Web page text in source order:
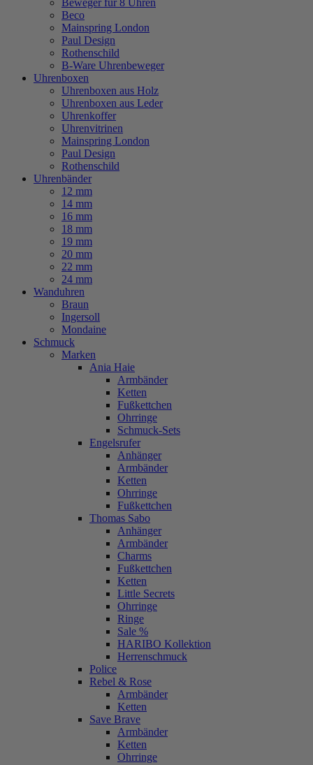
Beweger für 8 Uhren
Beco
Mainspring London
Paul Design
Rothenschild
B-Ware Uhrenbeweger
Uhrenboxen
Uhrenboxen aus Holz
Uhrenboxen aus Leder
Uhrenkoffer
Uhrenvitrinen
Mainspring London
Paul Design
Rothenschild
Uhrenbänder
12 mm
14 mm
16 mm
18 mm
19 mm
20 mm
22 mm
24 mm
Wanduhren
Braun
Ingersoll
Mondaine
Schmuck
Marken
Ania Haie
Armbänder
Ketten
Fußkettchen
Ohrringe
Schmuck-Sets
Engelsrufer
Anhänger
Armbänder
Ketten
Ohrringe
Fußkettchen
Thomas Sabo
Anhänger
Armbänder
Charms
Fußkettchen
Ketten
Little Secrets
Ohrringe
Ringe
Sale %
HARIBO Kollektion
Herrenschmuck
Police
Rebel & Rose
Armbänder
Ketten
Save Brave
Armbänder
Ketten
Ohrringe